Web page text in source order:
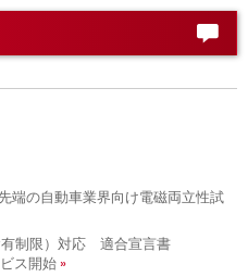
端の自動車業界向け電磁両立性試
制限）対応 適合宣言書
ス開始